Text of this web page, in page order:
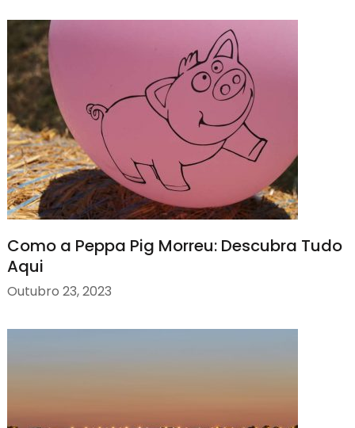
Como a Peppa Pig Morreu: Descubra Tudo
Aqui
Outubro 23, 2023